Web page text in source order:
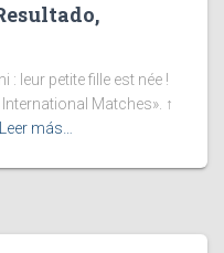
: leur petite fille est née !
Matches». ↑
Leer más…